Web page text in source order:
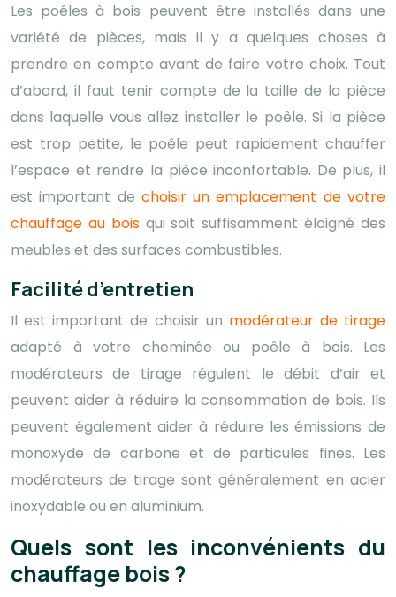
Les poêles à bois peuvent être installés dans une
variété de pièces, mais il y a quelques choses à
prendre en compte avant de faire votre choix. Tout
d’abord, il faut tenir compte de la taille de la pièce
dans laquelle vous allez installer le poêle. Si la pièce
est trop petite, le poêle peut rapidement chauffer
l’espace et rendre la pièce inconfortable. De plus, il
est important de choisir un emplacement de votre
chauffage au boisqui soit suffisamment éloigné des
meubles et des surfaces combustibles.
Facilité d’entretien
Il est important de choisir un modérateur de tirage
adapté à votre cheminée ou poêle à bois. Les
modérateurs de tirage régulent le débit d’air et
peuvent aider à réduire la consommation de bois. Ils
peuvent également aider à réduire les émissions de
monoxyde de carbone et de particules fines. Les
modérateurs de tirage sont généralement en acier
inoxydable ou en aluminium.
Quels sont les inconvénients du
chauffage bois ?